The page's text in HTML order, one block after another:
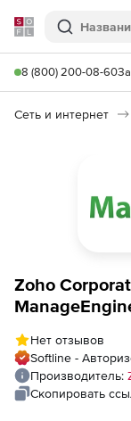
Softline
Поиск
8 (800) 200-08-60
Сеть и интернет
Zoho
Installation),
Нет отзывов
Softline -
Производитель:
Скопировать